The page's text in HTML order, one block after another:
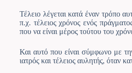
Τέλειο λέγεται κατά έναν τρόπο
π.χ. τέλειος χρόνος ενός
που να είναι μέρος τούτου του
Και αυτό που είναι σύμφωνο με
ιατρός και τέλειος αυλητής, όταν